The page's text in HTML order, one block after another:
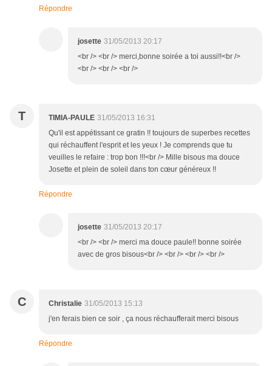
Répondre
josette 31/05/2013 20:17
<br /> <br /> merci,bonne soirée a toi aussi!!<br />
<br /> <br /> <br />
T TIMIA-PAULE 31/05/2013 16:31
Qu'il est appétissant ce gratin !! toujours de superbes recettes
qui réchauffent l'esprit et les yeux ! Je comprends que tu
veuilles le refaire : trop bon !!!<br /> Mille bisous ma douce
Josette et plein de soleil dans ton cœur généreux !!
Répondre
josette 31/05/2013 20:17
<br /> <br /> merci ma douce paule!! bonne soirée
avec de gros bisous<br /> <br /> <br /> <br />
C Christalie 31/05/2013 15:13
j'en ferais bien ce soir , ça nous réchaufferait merci bisous
Répondre